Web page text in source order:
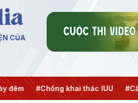
CỦA
khai thác IUU #Căng thẳng